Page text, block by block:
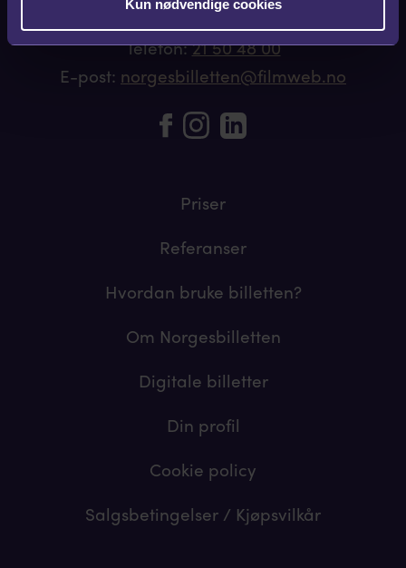
Kun nødvendige cookies
Telefon:21 50 48 00
E-post: norgesbilletten@filmweb.no
Priser
Referanser
Hvordan bruke billetten?
Om Norgesbilletten
Digitale billetter
Din profil
Cookie policy
Salgsbetingelser / Kjøpsvilkår